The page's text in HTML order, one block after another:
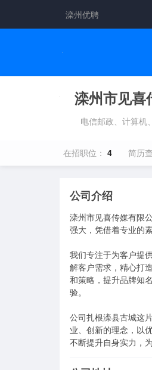
滦州优聘
滦州市见喜
电信邮政、计算机
在招职位： 4 简历
公司介绍
滦州市见喜传媒有限
强大，凭借着专业的
我们专注于为客户提
解客户需求，精心打
和策略，提升品牌知
验。
公司扎根滦县古城这
业、创新的理念，以
不断提升自身实力，